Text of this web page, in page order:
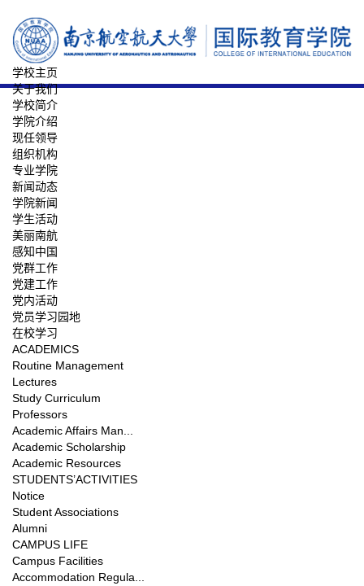
学校主页
关于我们
学校简介
学院介绍
现任领导
组织机构
专业学院
新闻动态
学院新闻
学生活动
美丽南航
感知中国
党群工作
党建工作
党内活动
党员学习园地
在校学习
ACADEMICS
Routine Management
Lectures
Study Curriculum
Professors
Academic Affairs Man...
Academic Scholarship
Academic Resources
STUDENTS’ACTIVITIES
Notice
Student Associations
Alumni
CAMPUS LIFE
Campus Facilities
Accommodation Regula...